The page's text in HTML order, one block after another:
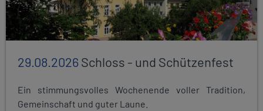
29.08.2026Schloss - und Schützenfest
Ein stimmungsvolles Wochenende voller Tradition,
Gemeinschaft und guter Laune.